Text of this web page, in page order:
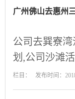
广州佛山去惠州
公司去巽寮
划,公司沙滩
栏目： 发布时间：